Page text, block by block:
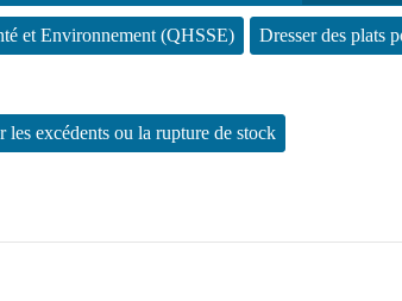
et Environnement (QHSSE) Dresser des plats
les excédents ou la rupture de stock